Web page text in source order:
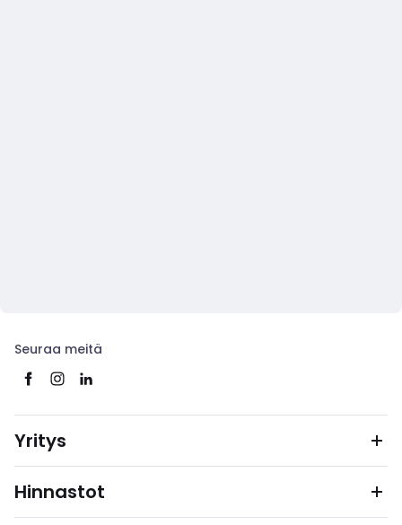
Seuraa meitä
Yritys
Hinnastot